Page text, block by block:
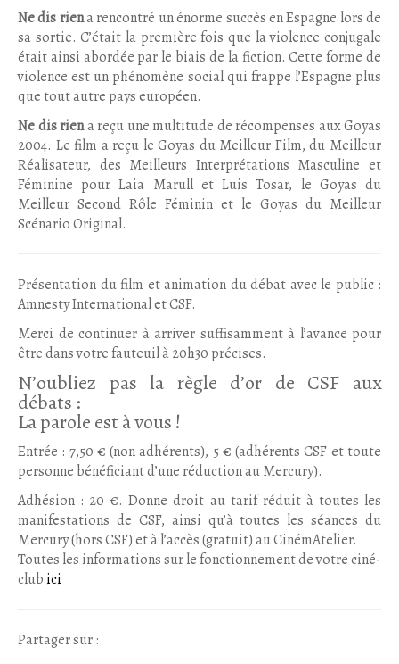
Ne dis riena rencontré un énorme succès en Espagne lors de
sa sortie. C’était la première fois que la violence conjugale
était ainsi abordée par le biais de la fiction. Cette forme de
violence est un phénomène social qui frappe l’Espagne plus
que tout autre pays européen.
Ne dis riena reçu une multitude de récompenses aux Goyas
2004. Le film a reçu le Goyas du Meilleur Film, du Meilleur
Réalisateur, des Meilleurs Interprétations Masculine et
Féminine pour Laia Marull et Luis Tosar, le Goyas du
Meilleur Second Rôle Féminin et le Goyas du Meilleur
Scénario Original.
Présentation du film et animation du débat avec le public :
Amnesty International et CSF.
Merci de continuer à arriver suffisamment à l’avance pour
être dans votre fauteuil à 20h30 précises.
N’oubliez pas la règle d’or de CSF aux
débats :
La parole est à vous !
Entrée : 7,50 € (non adhérents), 5 € (adhérents CSF et toute
personne bénéficiant d’une réduction au Mercury).
Adhésion : 20 €. Donne droit au tarif réduit à toutes les
manifestations de CSF, ainsi qu’à toutes les séances du
Mercury (hors CSF) et à l’accès (gratuit) au CinémAtelier.
Toutes les informations sur le fonctionnement de votre ciné-
club ici
Partager sur :